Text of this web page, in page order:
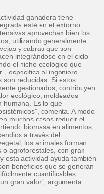
ganadera tiene
esté en el entorno.
aprovechan bien los
utilizando generalmente
y cabras que son
integrándose en el ciclo
el nicho ecológico que
especifica el ingeniero
son reducidas. Si estos
gestionados, contribuyen
ecológico, moldeados
humana. Es lo que
comenta. A modo
muchos casos reducir el
biomasa en alimentos,
a través del
los animales forman
o agroforestales, con gran
esta actividad ayuda también
beneficios que se generan
cuantificables
gran valor”, argumenta